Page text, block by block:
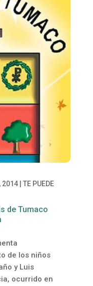
2014| TE PUEDE
de Tumaco
de los niños
y Luis
ocurrido en